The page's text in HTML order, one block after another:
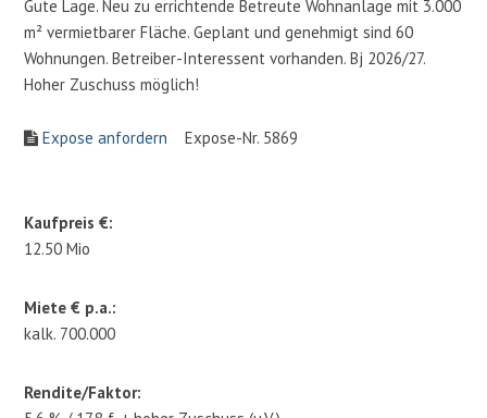
Gute Lage. Neu zu errichtende Betreute Wohnanlage mit 3.000
m² vermietbarer Fläche. Geplant und genehmigt sind 60
Wohnungen. Betreiber-Interessent vorhanden. Bj 2026/27.
Hoher Zuschuss möglich!
Expose anfordern Expose-Nr. 5869
Kaufpreis €:
12.50 Mio
Miete € p.a.:
kalk. 700.000
Rendite/Faktor: